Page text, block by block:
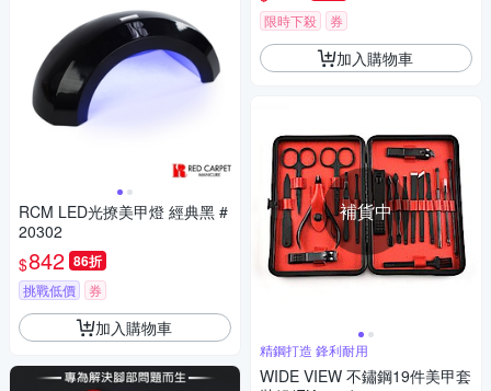
RCM LED光撩美甲燈 經典黑 #
20302
$842 86折
挑戰低價 券
加入購物車
限時下殺 券
加入購物車
補貨中
精鋼打造 鋒利耐用
WIDE VIEW 不鏽鋼19件美甲套